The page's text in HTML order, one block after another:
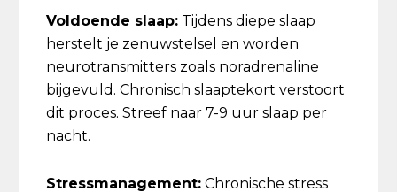
Voldoende slaap: Tijdens diepe slaap
herstelt je zenuwstelsel en worden
neurotransmitters zoals noradrenaline
bijgevuld. Chronisch slaaptekort verstoort
dit proces. Streef naar 7-9 uur slaap per
nacht.
Stressmanagement: Chronische stress